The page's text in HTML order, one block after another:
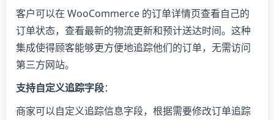
客户可以在 WooCommerce 的订单详情页查看自己的
订单状态，查看最新的物流更新和预计送达时间。这种
集成使得顾客能够更方便地追踪他们的订单，无需访问
第三方网站。
支持自定义追踪字段：
商家可以自定义追踪信息字段，根据需要修改订单追踪